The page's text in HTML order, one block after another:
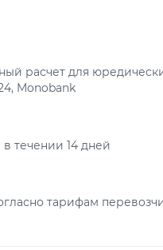
расчет для
Monobank
течении 14 дней
тарифам